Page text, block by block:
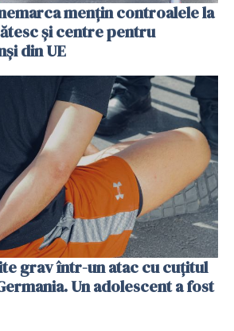
mențin controalele la
și centre pentru
din UE
grav într-un atac cu cuțitul
Un adolescent a fost